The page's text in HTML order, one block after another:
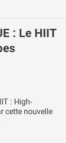
: Le HIIT
: High-
cette nouvelle